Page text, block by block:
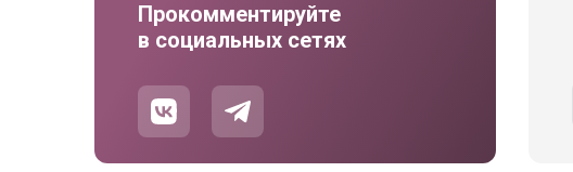
Прокомментируйте
в социальных сетях